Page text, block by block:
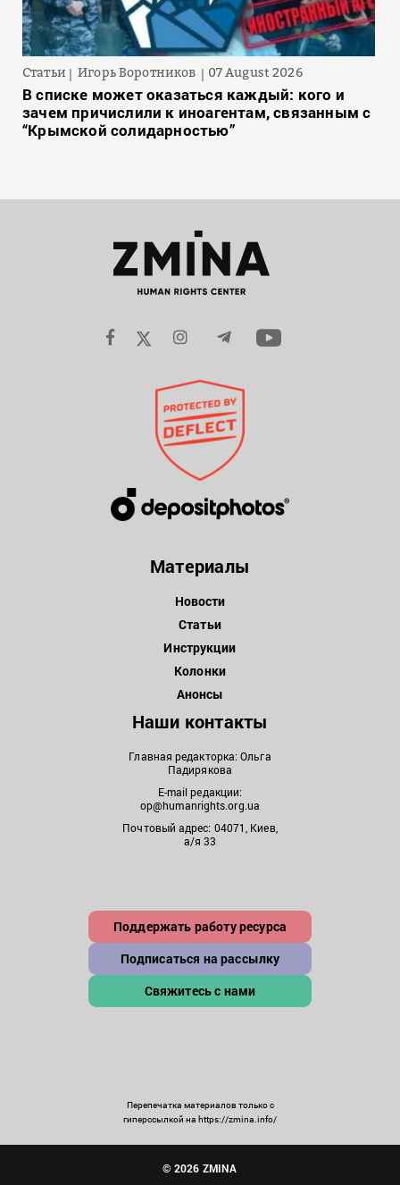
Статьи Игорь Воротников 07 August 2026
В списке может оказаться каждый: кого и
зачем причислили к иноагентам, связанным с
“Крымской солидарностью”
Материалы
Новости
Статьи
Инструкции
Колонки
Анонсы
Наши контакты
Главная редакторка: Ольга
Падирякова
E-mail редакции:
op@humanrights.org.ua
Почтовый адрес: 04071, Киев,
а/я 33
Поддержать работу ресурса
Подписаться на рассылку
Свяжитесь с нами
Перепечатка материалов только с
гиперссылкой на https://zmina.info/
© 2026 ZMINA